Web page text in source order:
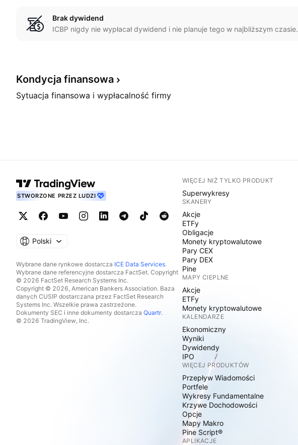
Brak dywidend
ICBP nigdy nie wypłacał dywidend i nie planuje tego w najbliższym czasie.
Kondycja finansowa
Sytuacja finansowa i wypłacalność firmy
STWORZONE PRZEZ LUDZI
Polski
Wybrane dane rynkowe dostarcza ICE Data Services.
Wybrane dane referencyjne dostarcza FactSet. Copyright
© 2026 FactSet Research Systems Inc.
Copyright © 2026, American Bankers Association. Baza
danych CUSIP dostarczana przez FactSet Research
Systems Inc. Wszelkie prawa zastrzeżone.
Dokumenty SEC i inne dokumenty dostarcza Quartr.
© 2026 TradingView, Inc.
WIĘCEJ NIŻ TYLKO PRODUKT
Superwykresy
SKANERY
Akcje
ETFy
Obligacje
Monety kryptowalutowe
Pary CEX
Pary DEX
Pine
MAPY CIEPLNE
Akcje
ETFy
Monety kryptowalutowe
KALENDARZE
Ekonomiczny
Wyniki
Dywidendy
IPO
WIĘCEJ PRODUKTÓW
Przepływ Wiadomości
Portfele
Wykresy Fundamentalne
Krzywe Dochodowości
Opcje
Mapy Makro
Pine Script®
APLIKACJE